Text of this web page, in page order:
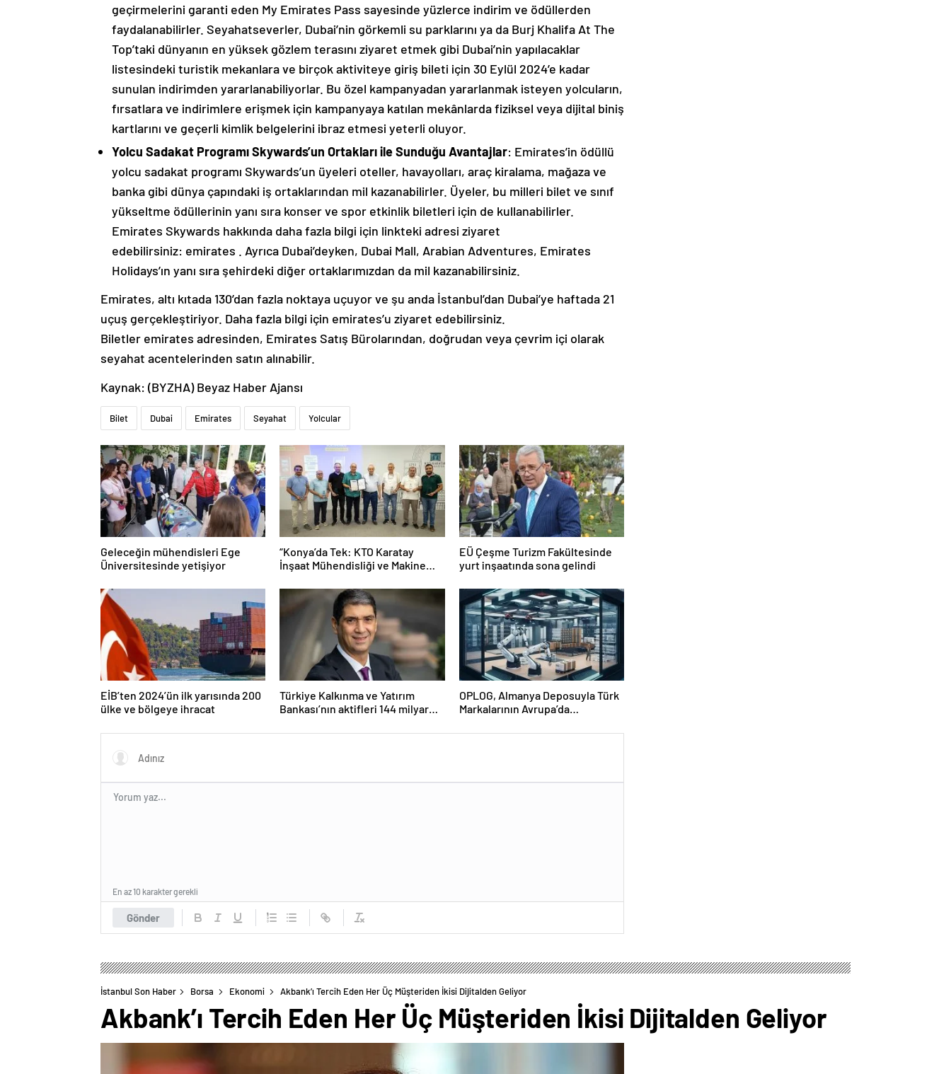
geçirmelerini garanti eden My Emirates Pass sayesinde yüzlerce indirim ve ödüllerden
faydalanabilirler. Seyahatseverler, Dubai’nin görkemli su parklarını ya da Burj Khalifa At The
Top’taki dünyanın en yüksek gözlem terasını ziyaret etmek gibi Dubai’nin yapılacaklar
listesindeki turistik mekanlara ve birçok aktiviteye giriş bileti için 30 Eylül 2024’e kadar
sunulan indirimden yararlanabiliyorlar. Bu özel kampanyadan yararlanmak isteyen yolcuların,
fırsatlara ve indirimlere erişmek için kampanyaya katılan mekânlarda fiziksel veya dijital biniş
kartlarını ve geçerli kimlik belgelerini ibraz etmesi yeterli oluyor.
Yolcu Sadakat Programı Skywards’un Ortakları ile Sunduğu Avantajlar: Emirates’in ödüllü
yolcu sadakat programı Skywards’un üyeleri oteller, havayolları, araç kiralama, mağaza ve
banka gibi dünya çapındaki iş ortaklarından mil kazanabilirler. Üyeler, bu milleri bilet ve sınıf
yükseltme ödüllerinin yanı sıra konser ve spor etkinlik biletleri için de kullanabilirler.
Emirates Skywards hakkında daha fazla bilgi için linkteki adresi ziyaret
edebilirsiniz: emirates . Ayrıca Dubai’deyken, Dubai Mall, Arabian Adventures, Emirates
Holidays’ın yanı sıra şehirdeki diğer ortaklarımızdan da mil kazanabilirsiniz.
Emirates, altı kıtada 130’dan fazla noktaya uçuyor ve şu anda İstanbul’dan Dubai’ye haftada 21
uçuş gerçekleştiriyor. Daha fazla bilgi için emirates’u ziyaret edebilirsiniz.
Biletler emirates adresinden, Emirates Satış Bürolarından, doğrudan veya çevrim içi olarak
seyahat acentelerinden satın alınabilir.
Kaynak: (BYZHA) Beyaz Haber Ajansı
Bilet Dubai Emirates Seyahat Yolcular
Geleceğin mühendisleri Ege
Üniversitesinde yetişiyor
“Konya’da Tek: KTO Karatay
İnşaat Mühendisliği ve Makine
Tanınacak”
EÜ Çeşme Turizm Fakültesinde
yurt inşaatında sona gelindi
EİB’ten 2024’ün ilk yarısında 200
ülke ve bölgeye ihracat
Türkiye Kalkınma ve Yatırım
Bankası’nın aktifleri 144 milyar
OPLOG, Almanya Deposuyla Türk
Markalarının Avrupa’da
Gönder
En az 10 karakter gerekli
İstanbul Son Haber Borsa Ekonomi Akbank’ı Tercih Eden Her Üç Müşteriden İkisi Dijitalden Geliyor
Akbank’ı Tercih Eden Her Üç Müşteriden İkisi Dijitalden Geliyor